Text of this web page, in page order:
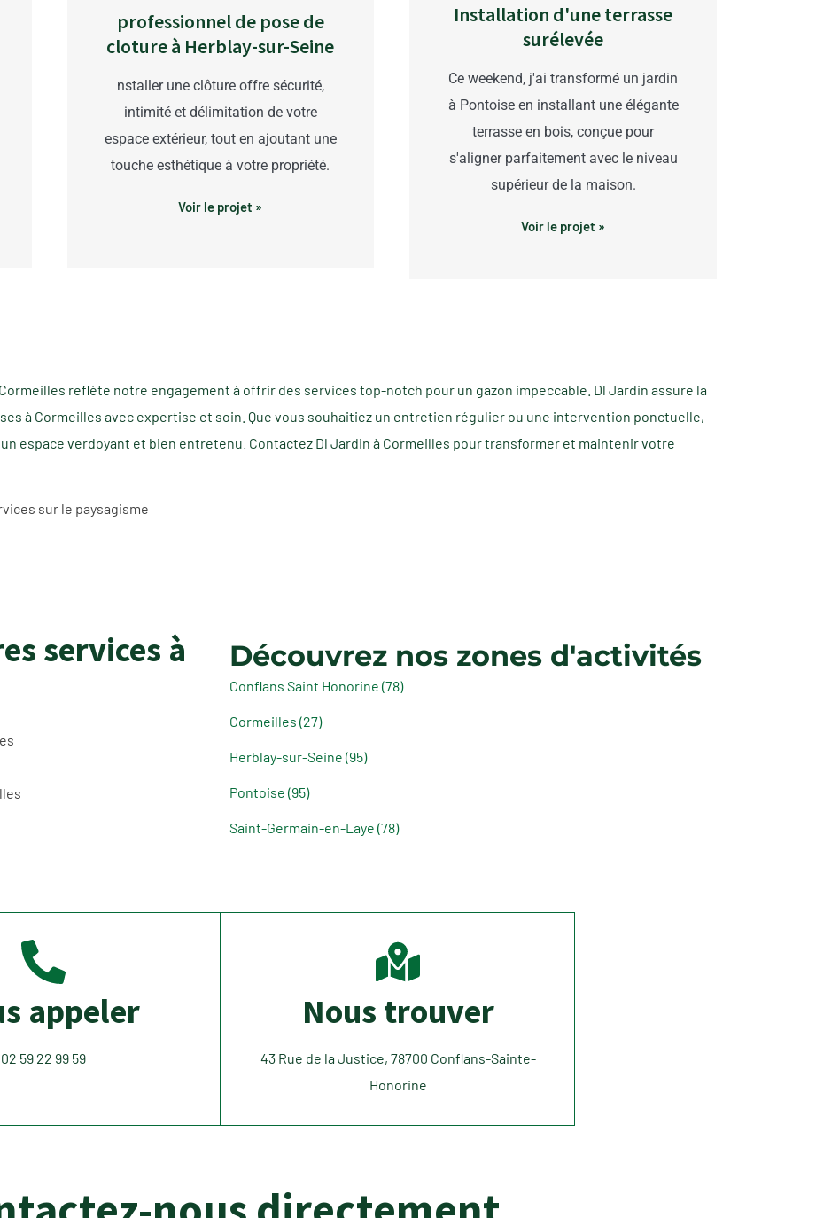
professionnel de pose de
cloture à Herblay-sur-Seine
nstaller une clôture offre sécurité,
intimité et délimitation de votre
espace extérieur, tout en ajoutant une
touche esthétique à votre propriété.
Voir le projet »
Installation d'une terrasse
surélevée
Ce weekend, j'ai transformé un jardin
à Pontoise en installant une élégante
terrasse en bois, conçue pour
s'aligner parfaitement avec le niveau
supérieur de la maison.
Voir le projet »
reflète notre engagement à offrir des services top-notch pour un gazon impeccable. Dl Jardin assure la
à Cormeilles avec expertise et soin. Que vous souhaitiez un entretien régulier ou une intervention ponctuelle,
espace verdoyant et bien entretenu. Contactez Dl Jardin à Cormeilles pour transformer et maintenir votre
sur le paysagisme
services à
Découvrez nos zones d'activités
Conflans Saint Honorine (78)
Cormeilles (27)
Herblay-sur-Seine (95)
Pontoise (95)
Saint-Germain-en-Laye (78)
appeler
02 59 22 99 59
Nous trouver
43 Rue de la Justice, 78700 Conflans-Sainte-
Honorine